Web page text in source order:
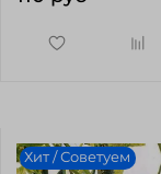
Хит / Советуем